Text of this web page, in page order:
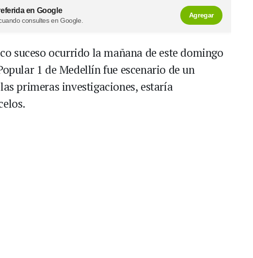
en Google
consultes en Google.
Agregar
suceso ocurrido la mañana de este domingo
1 de Medellín fue escenario de un
primeras investigaciones, estaría